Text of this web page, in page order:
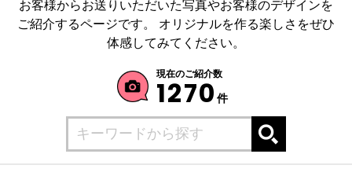
お客様からお送りいただいた写真やお客様のデザインを
ご紹介するページです。
オリジナルを作る楽しさをぜひ
体感してみてください。
現在のご紹介数
1270 件